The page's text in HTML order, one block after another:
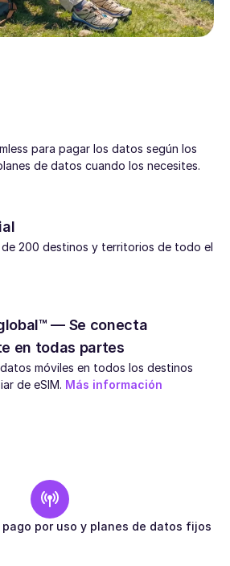
para pagar los datos según los
de datos cuando los necesites.
de 200 destinos y territorios de todo el
— Se conecta
en todas partes
móviles en todos los destinos
de eSIM. Más información
por uso y planes de datos fijos